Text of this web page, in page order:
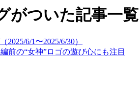
がついた記事一覧
6/1〜2025/6/30）
前の“女神”ロゴの遊び心にも注目